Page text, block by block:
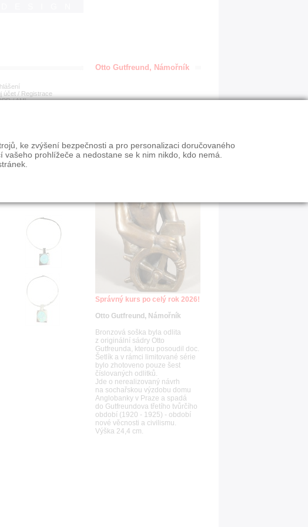
účet / Registrace
/AML
Otto Gutfreund, Námořník
Správný kurs po celý rok 2026!
Otto Gutfreund, Námořník
Bronzová soška byla odlita
z originální sádry Otto
Gutfreunda, kterou posoudil doc.
Šetlík a v rámci limitované série
bylo zhotoveno pouze šest
číslovaných odlitků.
Jde o nerealizovaný návrh
na sochařskou výzdobu domu
Anglobanky v Praze a spadá
do Gutfreundova třetího tvůrčího
období (1920 - 1925) - období
nové věcnosti a civilismu.
Výška 24,4 cm.
ke zvýšení bezpečnosti a pro personalizaci doručovaného
prohlížeče a nedostane se k nim nikdo, kdo nemá.